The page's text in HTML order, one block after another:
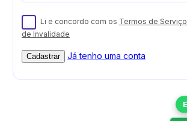
Li e concordo com os Termos de Serviço
de Invalidade
Cadastrar Já tenho uma conta